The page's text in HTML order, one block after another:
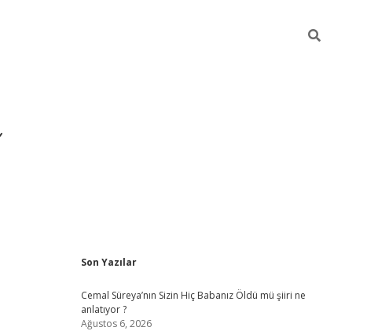
Sidebar
Son Yazılar
Cemal Süreya’nın Sizin Hiç Babanız Öldü mü şiiri ne
anlatıyor ?
Ağustos 6, 2026
hiltonbet yeni giriş